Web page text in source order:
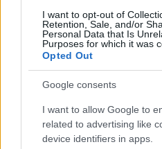
I want to opt-out of
Retention, Sale, and/or
Personal Data that Is
Purposes for which it was
Opted Out
Google consents
I want to allow Google to
related to advertising like
device identifiers in apps.
b
o
o
k
te
r
re
st
s
A
p
Prossimo
NOTIZIE RECENTI
Incidente sulla
un ferito